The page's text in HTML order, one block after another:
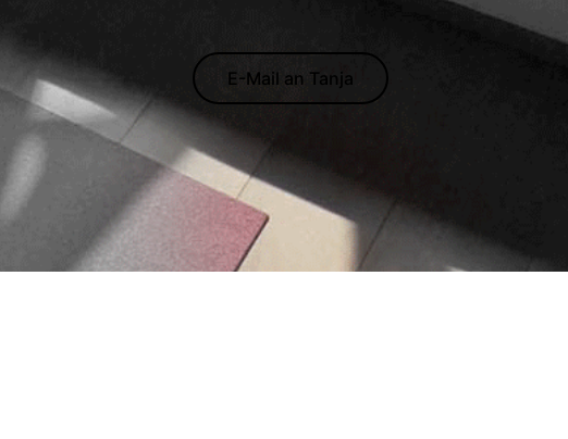
E-Mail an Tanja